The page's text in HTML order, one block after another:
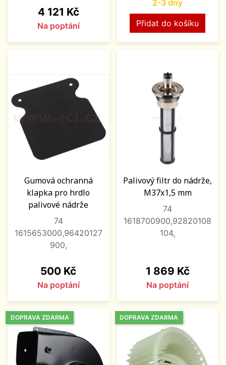
Cena
4 121 Kč
Na poptání
2-3 dny
Přidat do košíku
Gumová ochranná
klapka pro hrdlo
palivové nádrže
74
1615653000,96420127
900,
Cena
500 Kč
Na poptání
Palivový filtr do nádrže,
M37x1,5 mm
74
1618700900,92820108
104,
Cena
1 869 Kč
Na poptání
DOPRAVA ZDARMA DOPRAVA ZDARMA